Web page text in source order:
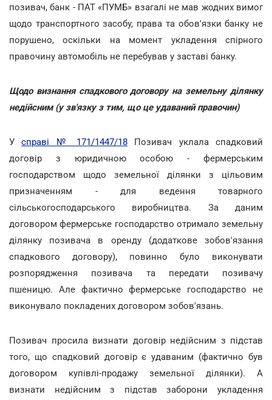
позивач, банк - ПАТ «ПУМБ» взагалі не мав жодних вимог
щодо транспортного засобу, права та обов'язки банку не
порушено, оскільки на момент укладення спірного
правочину автомобіль не перебував у заставі банку.
Щодо визнання спадкового договору на земельну ділянку
недійсним (у зв'язку з тим, що це удаваний правочин)
Усправі № 171/1447/18 Позивач уклала спадковий
договір з юридичною особою - фермерським
господарством щодо земельної ділянки з цільовим
призначенням - для ведення товарного
сільськогосподарського виробництва. За даним
договором фермерське господарство отримало земельну
ділянку позивача в оренду (додаткове зобов'язання
спадкового договору), повинно було виконувати
розпорядження позивача та передати позивачу
пшеницю. Але фактично фермерське господарство не
виконувало покладених договором зобов'язань.
Позивач просила визнати договір недійсним з підстав
того, що спадковий договір є удаваним (фактично був
договором купівлі-продажу земельної ділянки). А
визнати недійсним з підстав заборони укладення